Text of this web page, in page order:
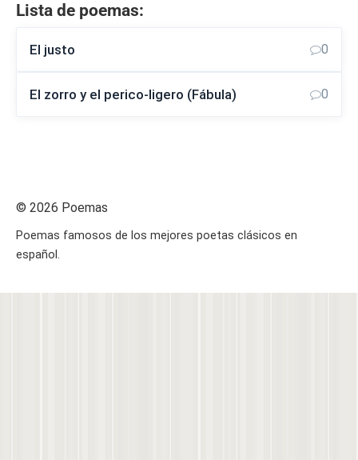
Lista de poemas:
El justo 0
El zorro y el perico-ligero (Fábula) 0
© 2026 Poemas
Poemas famosos de los mejores poetas clásicos en
español.